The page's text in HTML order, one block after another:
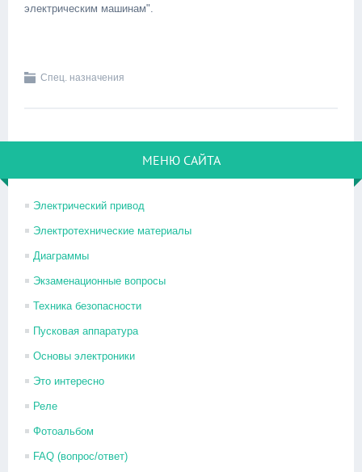
электрическим машинам".
Спец. назначения
МЕНЮ САЙТА
Электрический привод
Электротехнические материалы
Диаграммы
Экзаменационные вопросы
Техника безопасности
Пусковая аппаратура
Основы электроники
Это интересно
Реле
Фотоальбом
FAQ (вопрос/ответ)